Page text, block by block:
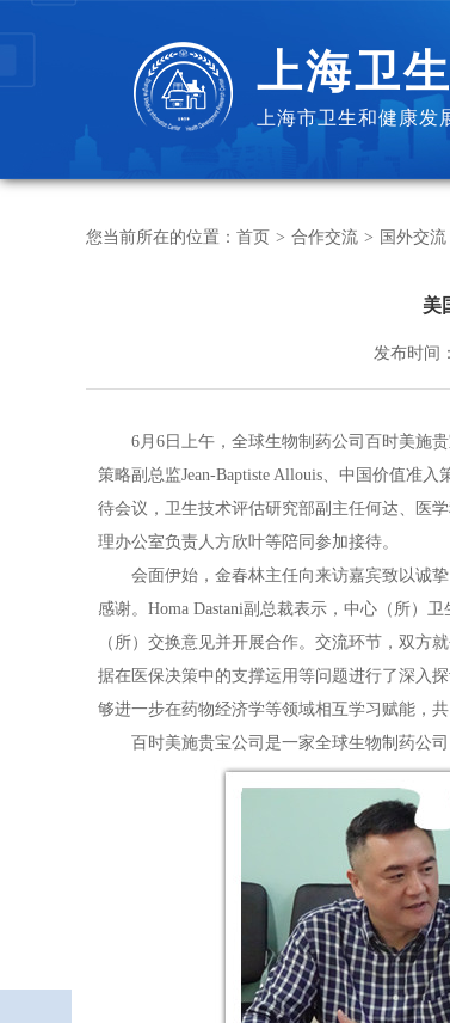
上海卫
上海市卫生和健康
您当前所在的位置： 首页 > 合作交流 > 国外交流
美
发布时间：
6月6日上午，全球生物制药公司百时美施
策略副总监Jean-Baptiste Allouis、中国价值准
待会议，卫生技术评估研究部副主任何达、医
理办公室负责人方欣叶等陪同参加接待。
会面伊始，金春林主任向来访嘉宾致以诚
感谢。Homa Dastani副总裁表示，中心（所）
（所）交换意见并开展合作。交流环节，双方
据在医保决策中的支撑运用等问题进行了深入
够进一步在药物经济学等领域相互学习赋能，
百时美施贵宝公司是一家全球生物制药公